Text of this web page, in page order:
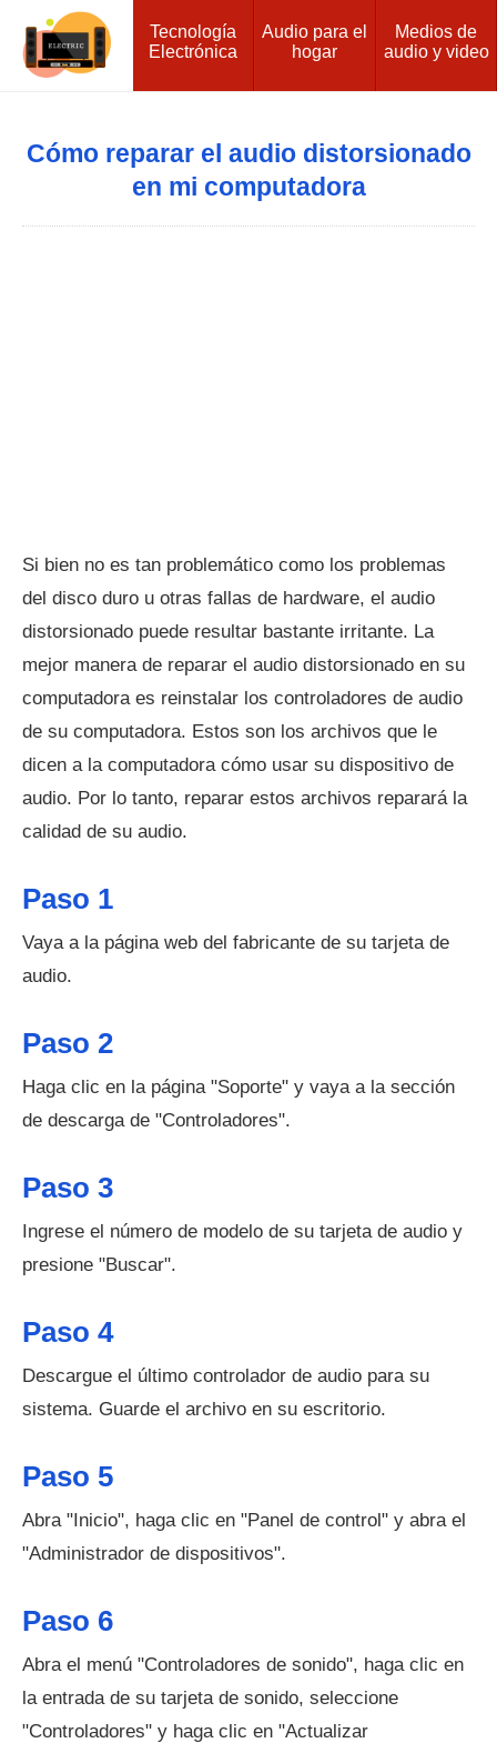
Tecnología
Electrónica
Audio para el
hogar
Medios de
audio y video
Cómo reparar el audio distorsionado
en mi computadora
Si bien no es tan problemático como los problemas
del disco duro u otras fallas de hardware, el audio
distorsionado puede resultar bastante irritante. La
mejor manera de reparar el audio distorsionado en su
computadora es reinstalar los controladores de audio
de su computadora. Estos son los archivos que le
dicen a la computadora cómo usar su dispositivo de
audio. Por lo tanto, reparar estos archivos reparará la
calidad de su audio.
Paso 1
Vaya a la página web del fabricante de su tarjeta de
audio.
Paso 2
Haga clic en la página "Soporte" y vaya a la sección
de descarga de "Controladores".
Paso 3
Ingrese el número de modelo de su tarjeta de audio y
presione "Buscar".
Paso 4
Descargue el último controlador de audio para su
sistema. Guarde el archivo en su escritorio.
Paso 5
Abra "Inicio", haga clic en "Panel de control" y abra el
"Administrador de dispositivos".
Paso 6
Abra el menú "Controladores de sonido", haga clic en
la entrada de su tarjeta de sonido, seleccione
"Controladores" y haga clic en "Actualizar